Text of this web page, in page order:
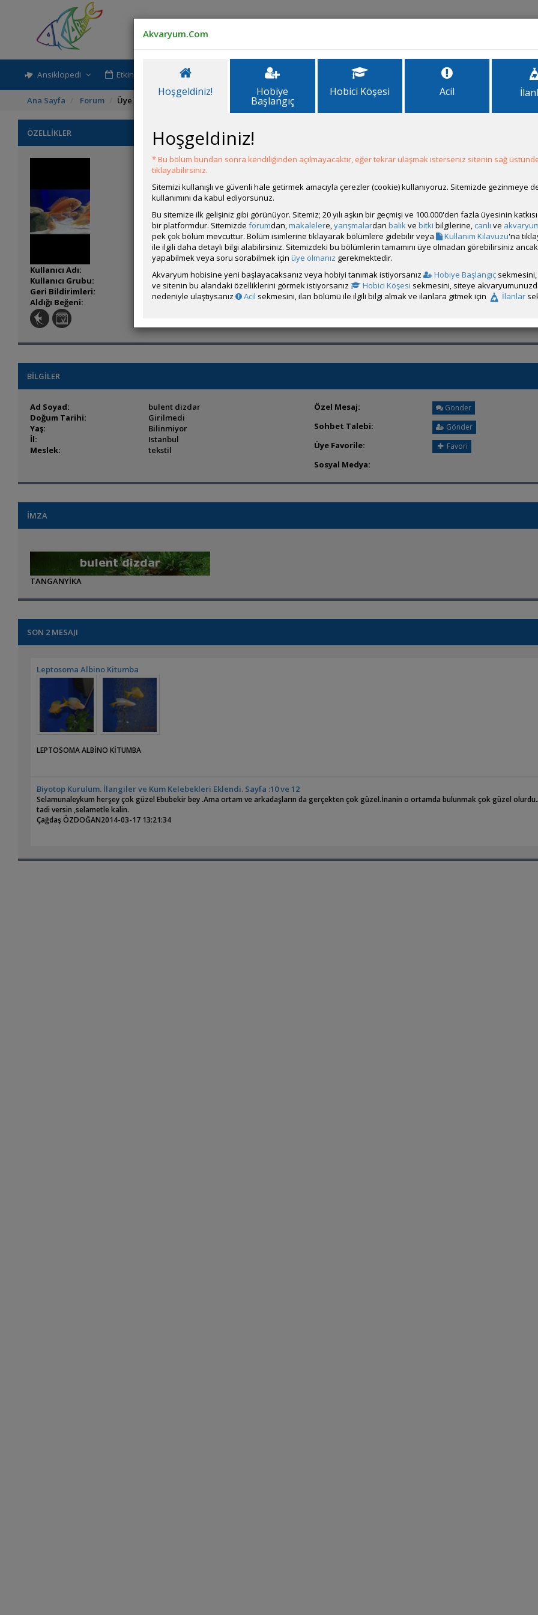
Ansiklopedi Etkinlik-Paylaşım İlanlar Forum
Ana Sayfa Forum Üye Profili
ÖZELLİKLER
Kullanıcı Adı:
bulentdizdar
Kullanıcı Grubu:
Forum Üyesi
Geri Bildirimleri:
5 adet mevcut.
Aldığı Beğeni:
2
Hesap Durumu:
Aktif
Üyelik Tarihi:
15 Ocak 2012 20:38
Paylaşım Sayisı:
0 (Son 6 Ay)
İlan Sayisı:
Üyenin Mesaj ve İlanlarını Gör
Üyenin Açtığı Konuları Gör
Üyenin ÖM Engelini Kaldır
BİLGİLER
Ad Soyad:
bulent dizdar
Doğum Tarihi:
Girilmedi
Yaş:
Bilinmiyor
İl:
Istanbul
Meslek:
tekstil
Özel Mesaj: Gönder
Sohbet Talebi: Gönder
Üye Favorile: Favori
Sosyal Medya:
İMZA
TANGANYİKA
SON 2 MESAJI
Leptosoma Albino Kitumba
LEPTOSOMA ALBİNO KİTUMBA
Biyotop Kurulum. İlangiler ve Kum Kelebekleri Eklendi. Sayfa :10 ve 12
Selamunaleykum herşey çok güzel Ebubekir bey .Ama ortam ve arkadaşların da gerçekten çok güzel.İnanin o ortamda bulunmak çok güzel
tadi versin ,selametle kalin.
Çağdaş ÖZDOĞAN2014-03-17 13:21:34
Akvaryum.Com
Hoşgeldiniz! Hobiye
Başlangıç
Hobici Köşesi Acil
Hoşgeldiniz!
* Bu bölüm bundan sonra kendiliğinden açılmayacaktır, eğer tekrar ulaşmak isterseniz sitenin sağ
tıklayabilirsiniz.
Sitemizi kullanışlı ve güvenli hale getirmek amacıyla çerezler (cookie) kullanıyoruz. Sitemizde gezinmeye
kullanımını da kabul ediyorsunuz.
Bu sitemize ilk gelişiniz gibi görünüyor. Sitemiz; 20 yılı aşkın bir geçmişi ve 100.000'den fazla üyesinin
bir platformdur. Sitemizde forumdan,makalelere,yarışmalardan balıkve bitki bilgilerine, canlı ve
pek çok bölüm mevcuttur. Bölüm isimlerine tıklayarak bölümlere gidebilir veya
Kullanım Kılavuzu'na
ile ilgili daha detaylı bilgi alabilirsiniz. Sitemizdeki bu bölümlerin tamamını üye olmadan görebilirsiniz
yapabilmek veya soru sorabilmek için üye olmanız gerekmektedir.
Akvaryum hobisine yeni başlayacaksanız veya hobiyi tanımak istiyorsanız
Hobiye Başlangıç
ve sitenin bu alandaki özelliklerini görmek istiyorsanız
Hobici Köşesi sekmesini, siteye
nedeniyle ulaştıysanız
Acil sekmesini, ilan bölümü ile ilgili bilgi almak ve ilanlara gitmek için İlanlar